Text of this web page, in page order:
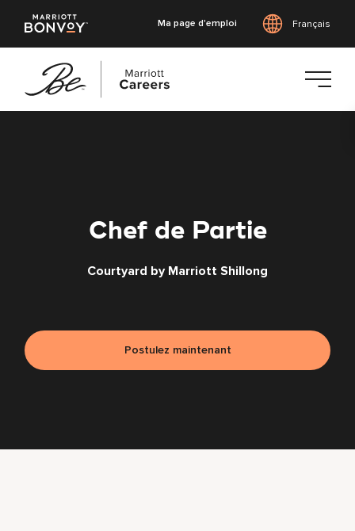
Ma page d'emploi Français
Chef de Partie
Courtyard by Marriott Shillong
Postulez maintenant